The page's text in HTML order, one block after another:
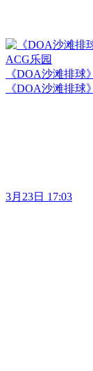
《DOA沙滩排球
《DOA沙滩排球
3月23日 17:03